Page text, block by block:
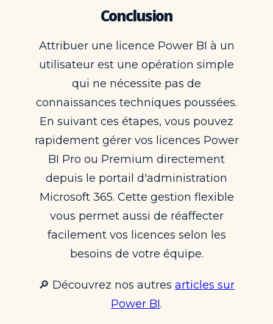
Conclusion
Attribuer une licence Power BI à un
utilisateur est une opération simple
qui ne nécessite pas de
connaissances techniques poussées.
En suivant ces étapes, vous pouvez
rapidement gérer vos licences Power
BI Pro ou Premium directement
depuis le portail d'administration
Microsoft 365. Cette gestion flexible
vous permet aussi de réaffecter
facilement vos licences selon les
besoins de votre équipe.
🔎 Découvrez nos autres articles sur
Power BI.